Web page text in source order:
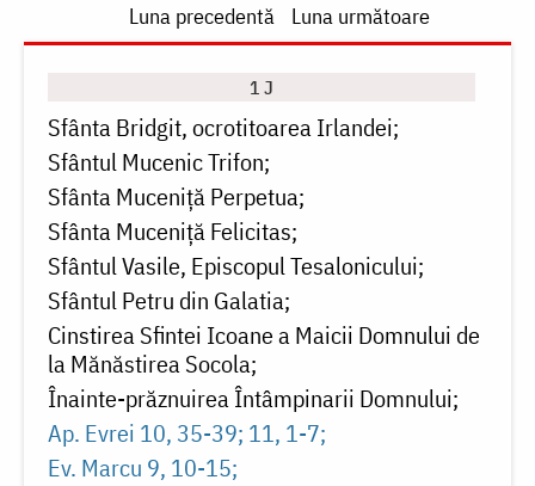
Luna precedentă Luna următoare
1 J
Sfânta Bridgit, ocrotitoarea Irlandei
Sfântul Mucenic Trifon
Sfânta Muceniță Perpetua
Sfânta Muceniță Felicitas
Sfântul Vasile, Episcopul Tesalonicului
Sfântul Petru din Galatia
Cinstirea Sfintei Icoane a Maicii Domnului de
la Mănăstirea Socola
Înainte-prăznuirea Întâmpinarii Domnului
Ap. Evrei 10, 35-39; 11, 1-7
Ev. Marcu 9, 10-15